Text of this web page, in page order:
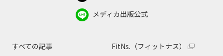
メディカ出版公式
すべての記事 FitNs.（フィットナス）